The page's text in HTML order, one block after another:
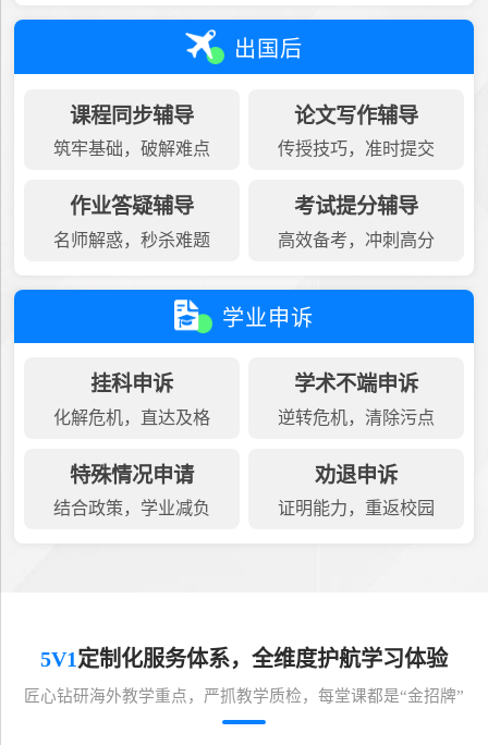
出国后
课程同步辅导
筑牢基础，破解难点
论文写作辅导
传授技巧，准时提交
作业答疑辅导
名师解惑，秒杀难题
考试提分辅导
高效备考，冲刺高分
学业申诉
挂科申诉
化解危机，直达及格
学术不端申诉
逆转危机，清除污点
特殊情况申请
结合政策，学业减负
劝退申诉
证明能力，重返校园
5V1定制化服务体系，全维度护航学习体验
匠心钻研海外教学重点，严抓教学质检，每堂课都是“金招牌”